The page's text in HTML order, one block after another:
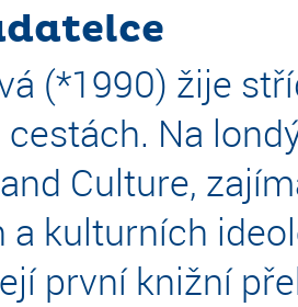
(*1990) žije
cestách. Na
Culture,
a kulturních
první knižní